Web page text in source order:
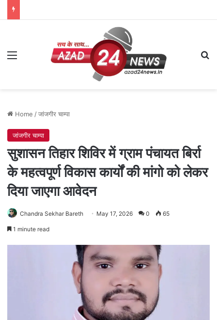
Menu
Home /जांजगीर चाम्पा
जांजगीर चाम्पा
सुशासन तिहार शिविर में ग्राम पंचायत बिर्रा
के महत्वपूर्ण विकास कार्यों की मांगो को लेकर
दिया जाएगा आवेदन
Chandra Sekhar Bareth May 17, 2026 0 65
1 minute read